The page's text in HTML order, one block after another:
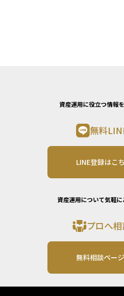
資産運用に役立つ情報
無料
LINE登録はこ
資産運用について気軽
プロへ
無料相談ペー